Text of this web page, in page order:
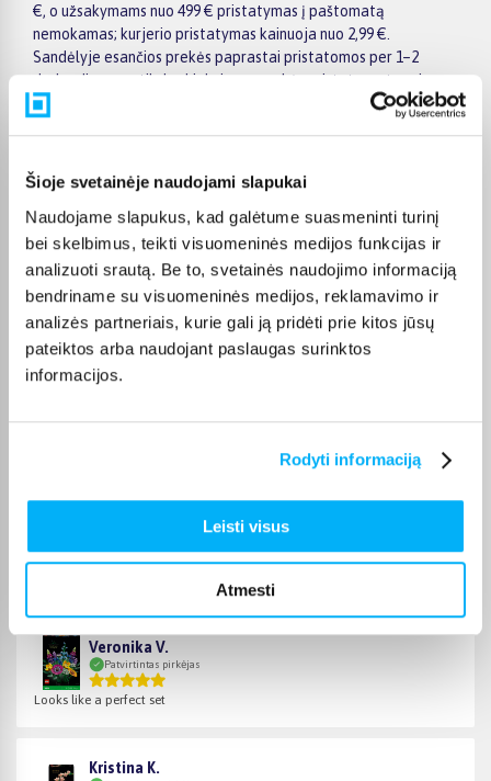
Šioje svetainėje naudojami slapukai
Naudojame slapukus, kad galėtume suasmeninti turinį
bei skelbimus, teikti visuomeninės medijos funkcijas ir
analizuoti srautą. Be to, svetainės naudojimo informaciją
bendriname su visuomeninės medijos, reklamavimo ir
analizės partneriais, kurie gali ją pridėti prie kitos jūsų
pateiktos arba naudojant paslaugas surinktos
informacijos.
Rodyti informaciją
Leisti visus
Atmesti
€, o užsakymams nuo 499 € pristatymas į paštomatą
nemokamas; kurjerio pristatymas kainuoja nuo 2,99 €.
Sandėlyje esančios prekės paprastai pristatomos per 1–2
darbo dienas, o tikslus kiekvienos prekės pristatymo terminas
visada nurodomas jos puslapyje.
Pasirinktą prekę iš GERIAUSI LEGO® SUAUGUSIEMS
užsakymą atsiimti patiems, atitinkamai pažymėtas prekes
galėsite atsiimti BIGBOX.LT biure Veiverių g. 171, Kaune.
Pirkėjų atsiliepimai apie prekes
Patvirtintas pirkėjas
Veronika V.
Patvirtintas pirkėjas
Looks like a perfect set
Kristina K.